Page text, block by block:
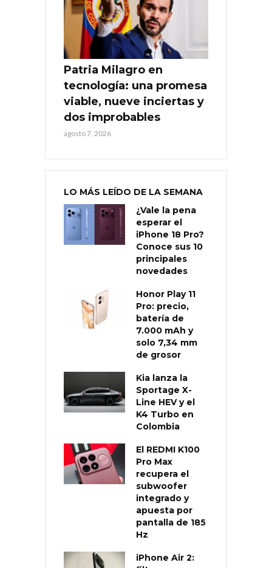
Patria Milagro en
tecnología: una promesa
viable, nueve inciertas y
dos improbables
agosto 7, 2026
LO MÁS LEÍDO DE LA SEMANA
¿Vale la pena
esperar el
iPhone 18 Pro?
Conoce sus 10
principales
novedades
Honor Play 11
Pro: precio,
batería de
7.000 mAh y
solo 7,34 mm
de grosor
Kia lanza la
Sportage X-
Line HEV y el
K4 Turbo en
Colombia
El REDMI K100
Pro Max
recupera el
subwoofer
integrado y
apuesta por
pantalla de 185
Hz
iPhone Air 2: